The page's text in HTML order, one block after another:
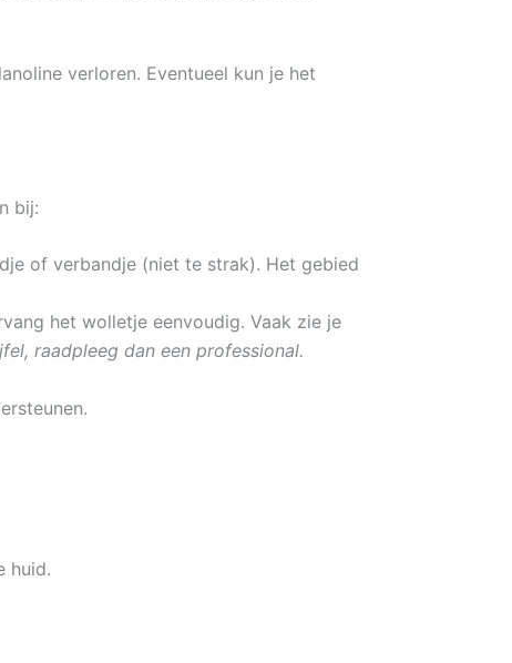
verloren. Eventueel kun je het
bij:
of verbandje (niet te strak). Het gebied
het wolletje eenvoudig. Vaak zie je
raadpleeg dan een professional.
huid.